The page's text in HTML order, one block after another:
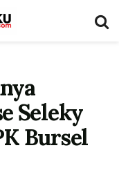
Seleky
Bursel